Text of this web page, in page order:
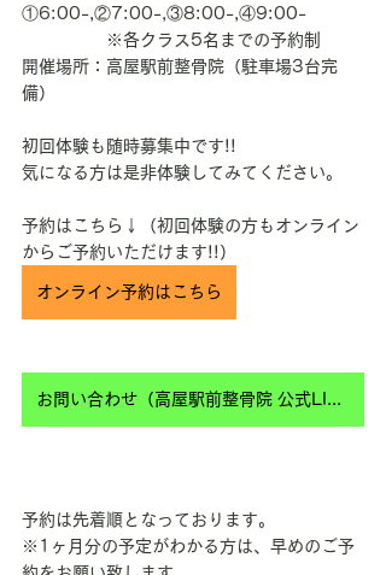
①6:00-,②7:00-,③8:00-,④9:00-
※各クラス5名までの予約制
開催場所：高屋駅前整骨院（駐車場3台完
備）
初回体験も随時募集中です!!
気になる方は是非体験してみてください。
予約はこちら↓（初回体験の方もオンライン
からご予約いただけます!!）
オンライン予約はこちら
お問い合わせ（高屋駅前整骨院 公式LINE）
予約は先着順となっております。
※1ヶ月分の予定がわかる方は、早めのご予